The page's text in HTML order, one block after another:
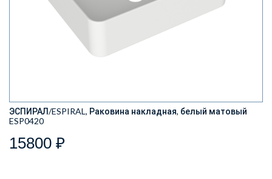
ЭСПИРАЛ/ESPIRAL, Раковина накладная, белый матовый
ESP0420
15800 ₽